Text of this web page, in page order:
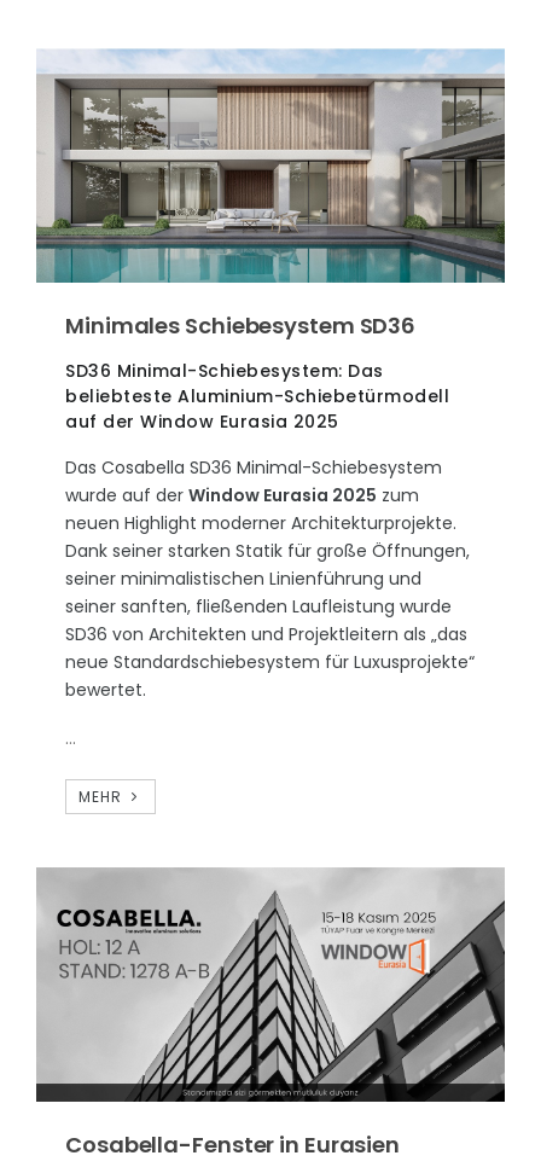
Minimales Schiebesystem SD36
SD36 Minimal-Schiebesystem: Das
beliebteste Aluminium-Schiebetürmodell
auf der Window Eurasia 2025
Das Cosabella SD36 Minimal-Schiebesystem
wurde auf der Window Eurasia 2025 zum
neuen Highlight moderner Architekturprojekte.
Dank seiner starken Statik für große Öffnungen,
seiner minimalistischen Linienführung und
seiner sanften, fließenden Laufleistung wurde
SD36 von Architekten und Projektleitern als „das
neue Standardschiebesystem für Luxusprojekte“
bewertet.
...
MEHR
Cosabella-Fenster in Eurasien